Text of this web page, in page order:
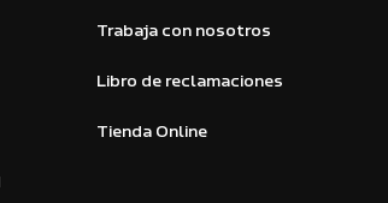
Trabaja con nosotros
Libro de reclamaciones
Tienda Online